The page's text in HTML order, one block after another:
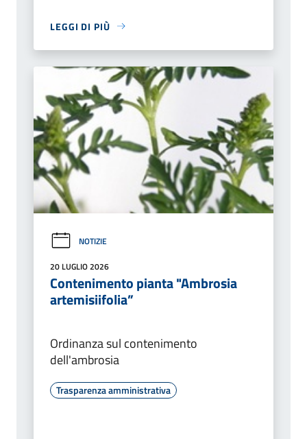
LEGGI DI PIÙ
NOTIZIE
20 LUGLIO 2026
Contenimento pianta "Ambrosia
artemisiifolia”
Ordinanza sul contenimento
dell'ambrosia
Trasparenza amministrativa